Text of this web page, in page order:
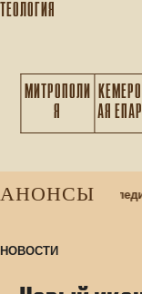
ТЕОЛОГИЯ
МИТРОПОЛИ
Я
АЯ
АНОНСЫ
центр
НОВОСТИ